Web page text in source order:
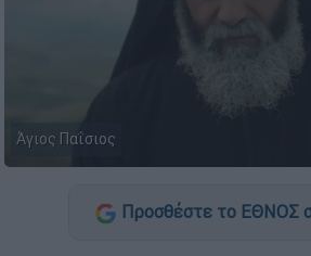
Άγιος Παΐσιος
Προσθέστε το ΕΘΝΟΣ